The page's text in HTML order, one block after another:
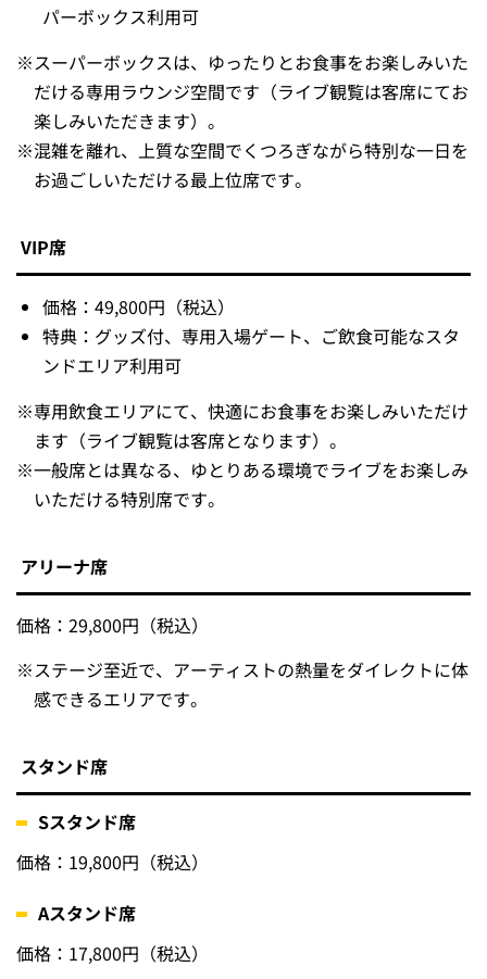
パーボックス利用可
※スーパーボックスは、ゆったりとお食事をお楽しみいた
だける専用ラウンジ空間です（ライブ観覧は客席にてお
楽しみいただきます）。
※混雑を離れ、上質な空間でくつろぎながら特別な一日を
お過ごしいただける最上位席です。
VIP席
価格：49,800円（税込）
特典：グッズ付、専用入場ゲート、ご飲食可能なスタ
ンドエリア利用可
※専用飲食エリアにて、快適にお食事をお楽しみいただけ
ます（ライブ観覧は客席となります）。
※一般席とは異なる、ゆとりある環境でライブをお楽しみ
いただける特別席です。
アリーナ席
価格：29,800円（税込）
※ステージ至近で、アーティストの熱量をダイレクトに体
感できるエリアです。
スタンド席
Sスタンド席
価格：19,800円（税込）
Aスタンド席
価格：17,800円（税込）